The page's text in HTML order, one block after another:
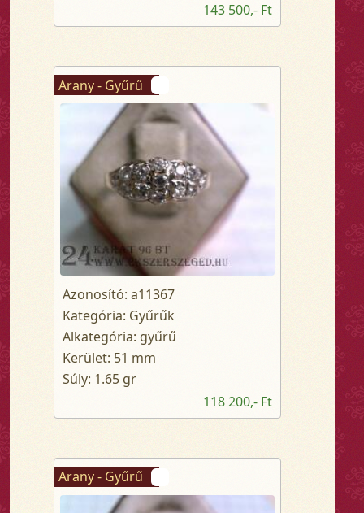
143 500,- Ft
Arany - Gyűrű
Azonosító: a11367
Kategória: Gyűrűk
Alkategória: gyűrű
Kerület: 51 mm
Súly: 1.65 gr
118 200,- Ft
Arany - Gyűrű